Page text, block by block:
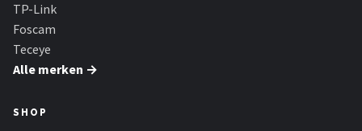
TP-Link
Foscam
Teceye
Alle merken →
SHOP